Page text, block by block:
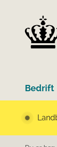
Bedrift